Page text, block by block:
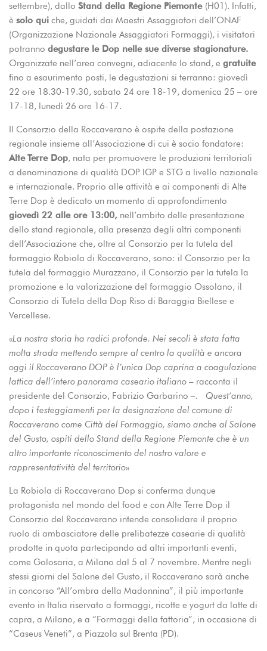
settembre), dallo Stand della Regione Piemonte (H01). Infatti,
è solo qui che, guidati dai Maestri Assaggiatori dell’ONAF
(Organizzazione Nazionale Assaggiatori Formaggi), i visitatori
potranno degustare le Dop nelle sue diverse stagionature.
Organizzate nell’area convegni, adiacente lo stand, e gratuite
fino a esaurimento posti, le degustazioni si terranno: giovedì
22 ore 18.30-19.30, sabato 24 ore 18-19, domenica 25 – ore
17-18, lunedì 26 ore 16-17.
Il Consorzio della Roccaverano è ospite della postazione
regionale insieme all’Associazione di cui è socio fondatore:
Alte Terre Dop, nata per promuovere le produzioni territoriali
a denominazione di qualità DOP IGP e STG a livello nazionale
e internazionale. Proprio alle attività e ai componenti di Alte
Terre Dop è dedicato un momento di approfondimento
giovedì 22 alle ore 13:00, nell’ambito delle presentazione
dello stand regionale, alla presenza degli altri componenti
dell’Associazione che, oltre al Consorzio per la tutela del
formaggio Robiola di Roccaverano, sono: il Consorzio per la
tutela del formaggio Murazzano, il Consorzio per la tutela la
promozione e la valorizzazione del formaggio Ossolano, il
Consorzio di Tutela della Dop Riso di Baraggia Biellese e
Vercellese.
«La nostra storia ha radici profonde. Nei secoli è stata fatta
molta strada mettendo sempre al centro la qualità e ancora
oggi il Roccaverano DOP è l’unica Dop caprina a coagulazione
lattica dell’intero panorama caseario italiano – racconta il
presidente del Consorzio, Fabrizio Garbarino–.
Quest’anno,
dopo i festeggiamenti per la designazione del comune di
Roccaverano come Città del Formaggio, siamo anche al Salone
del Gusto, ospiti dello Stand della Regione Piemonte che è un
altro importante riconoscimento del nostro valore e
rappresentatività del territorio»
La Robiola di Roccaverano Dop si conferma dunque
protagonista nel mondo del food e con Alte Terre Dop il
Consorzio del Roccaverano intende consolidare il proprio
ruolo di ambasciatore delle prelibatezze casearie di qualità
prodotte in quota partecipando ad altri importanti eventi,
come Golosaria, a Milano dal 5 al 7 novembre. Mentre negli
stessi giorni del Salone del Gusto, il Roccaverano sarà anche
in concorso “All’ombra della Madonnina”, il più importante
evento in Italia riservato a formaggi, ricotte e yogurt da latte di
capra, a Milano, e a “Formaggi della fattoria”, in occasione di
“Caseus Veneti”, a Piazzola sul Brenta (PD).